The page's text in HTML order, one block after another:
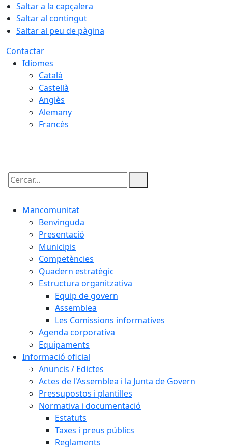
Saltar a la capçalera
Saltar al contingut
Saltar al peu de pàgina
Contactar
Idiomes
Català
Castellà
Anglès
Alemany
Francès
Cercar:
Mancomunitat
Benvinguda
Presentació
Municipis
Competències
Quadern estratègic
Estructura organitzativa
Equip de govern
Assemblea
Les Comissions informatives
Agenda corporativa
Equipaments
Informació oficial
Anuncis / Edictes
Actes de l'Assemblea i la Junta de Govern
Pressupostos i plantilles
Normativa i documentació
Estatuts
Taxes i preus públics
Reglaments